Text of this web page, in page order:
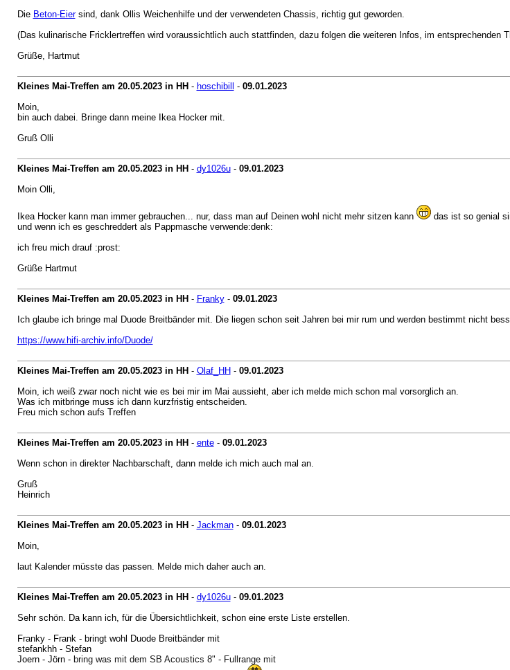
Die Beton-Eiersind, dank Ollis Weichenhilfe und der verwendeten Chassis, richtig gut geworden.
(Das kulinarische Fricklertreffen wird voraussichtlich auch stattfinden, dazu folgen die weiteren Infos, im entsprechenden
Grüße, Hartmut
Kleines Mai-Treffen am 20.05.2023 in HH - hoschibill - 09.01.2023
Moin,
bin auch dabei. Bringe dann meine Ikea Hocker mit.
Gruß Olli
Kleines Mai-Treffen am 20.05.2023 in HH - dy1026u- 09.01.2023
Moin Olli,
Ikea Hocker kann man immer gebrauchen... nur, dass man auf Deinen wohl nicht mehr sitzen kann das ist so genial
und wenn ich es geschreddert als Pappmasche verwende:denk:
ich freu mich drauf :prost:
Grüße Hartmut
Kleines Mai-Treffen am 20.05.2023 in HH - Franky- 09.01.2023
Ich glaube ich bringe mal Duode Breitbänder mit. Die liegen schon seit Jahren bei mir rum und werden bestimmt nicht
https://www.hifi-archiv.info/Duode/
Kleines Mai-Treffen am 20.05.2023 in HH - Olaf_HH - 09.01.2023
Moin, ich weiß zwar noch nicht wie es bei mir im Mai aussieht, aber ich melde mich schon mal vorsorglich an.
Was ich mitbringe muss ich dann kurzfristig entscheiden.
Freu mich schon aufs Treffen
Kleines Mai-Treffen am 20.05.2023 in HH - ente- 09.01.2023
Wenn schon in direkter Nachbarschaft, dann melde ich mich auch mal an.
Gruß
Heinrich
Kleines Mai-Treffen am 20.05.2023 in HH - Jackman- 09.01.2023
Moin,
laut Kalender müsste das passen. Melde mich daher auch an.
Kleines Mai-Treffen am 20.05.2023 in HH - dy1026u- 09.01.2023
Sehr schön. Da kann ich, für die Übersichtlichkeit, schon eine erste Liste erstellen.
Franky - Frank - bringt wohl Duode Breitbänder mit
stefankhh - Stefan
Joern - Jörn - bring was mit dem SB Acoustics 8" - Fullrange mit